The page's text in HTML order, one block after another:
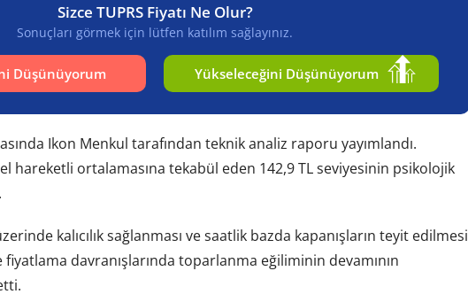
Sizce TUPRS Fiyatı Ne Olur?
Sonuçları görmek için lütfen katılım sağlayınız.
Düşünüyorum Yükseleceğini Düşünüyorum
Ikon Menkul tarafından teknik analiz raporu yayımlandı.
hareketli ortalamasına tekabül eden 142,9 TL seviyesinin psikolojik
kalıcılık sağlanması ve saatlik bazda kapanışların teyit edilmesi
davranışlarında toparlanma eğiliminin devamının